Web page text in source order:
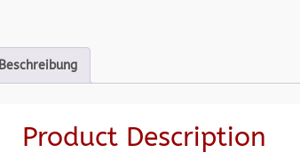
Beschreibung
Product Description